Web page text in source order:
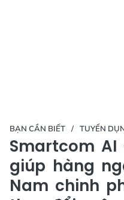
BẠN CẦN BIẾT TUYỂN
Smartcom
giúp hàng
Nam chinh